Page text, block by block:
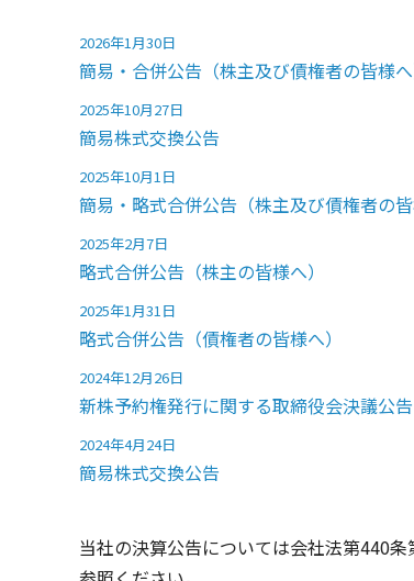
2026年1月30日
簡易・合併公告（株主及び債権者の皆様へ
2025年10月27日
簡易株式交換公告
2025年10月1日
簡易・略式合併公告（株主及び債権者の皆
2025年2月7日
略式合併公告（株主の皆様へ）
2025年1月31日
略式合併公告（債権者の皆様へ）
2024年12月26日
新株予約権発行に関する取締役会決議公告
2024年4月24日
簡易株式交換公告
当社の決算公告については会社法第440